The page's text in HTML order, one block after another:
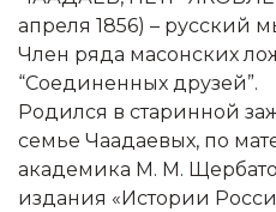
апреля 1856) – русский
Член ряда масонских
“Соединенных друзей”.
Родился в старинной
семье Чаадаевых, по
академика М. М.
издания «Истории